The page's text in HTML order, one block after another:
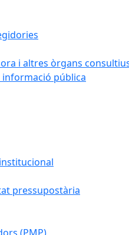
i altres òrgans
informació pública
pressupostària